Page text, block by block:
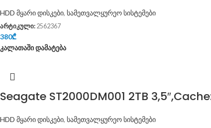
HDD მყარი დისკები, სამეთვალყურეო სისტემები
არტიკული: 2562367
380₾
კალათაში დამატება
Seagate ST2000DM001 2TB
HDD მყარი დისკები, სამეთვალყურეო სისტემები